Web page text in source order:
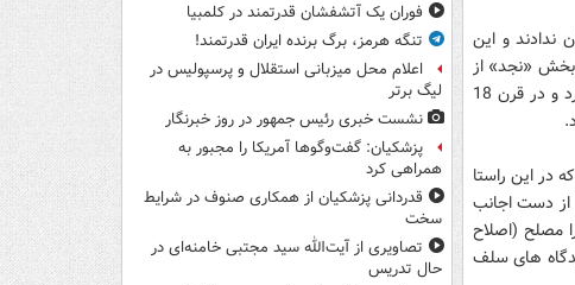
ندادند و این
بخش «نجد» از
جزیره العرب (عربستان سعودی فعلی) شروع به تبلیغ مجدد ایده های ابن تیمیه کرد و در قرن 18
در این راستا
از دست اجانب
مصلح (اصلاح
های سلف
فوران یک آتشفشان قدرتمند در کلمبیا
تنگه هرمز، برگ برنده ایران قدرتمند!
اعلام محل میزبانی استقلال و پرسپولیس در
لیگ برتر
نشست خبری رئیس جمهور در روز خبرنگار
پزشکیان: گفت‌وگوها آمریکا را مجبور به
همراهی کرد
قدردانی پزشکیان از همکاری صنوف در شرایط
سخت
تصاویری از آیت‌الله سید مجتبی خامنه‌ای در
حال تدریس